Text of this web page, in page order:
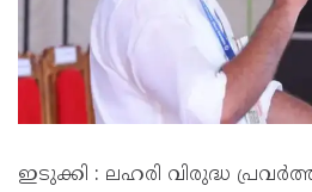
ഇടുക്കി : ലഹരി വിരുദ്ധ